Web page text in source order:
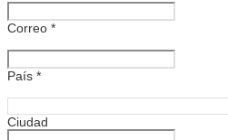
Correo *
País *
Ciudad